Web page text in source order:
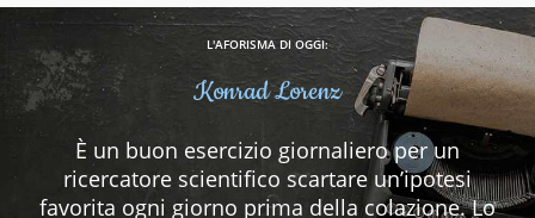
L'AFORISMA DI OGGI:
Konrad Lorenz
È un buon esercizio giornaliero per un
ricercatore scientifico scartare un’ipotesi
favorita ogni giorno prima della colazione. Lo